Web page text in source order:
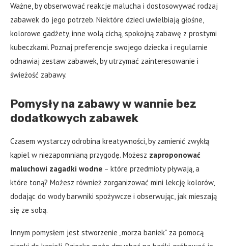
Ważne, by obserwować reakcje malucha i dostosowywać rodzaj
zabawek do jego potrzeb. Niektóre dzieci uwielbiają głośne,
kolorowe gadżety, inne wolą cichą, spokojną zabawę z prostymi
kubeczkami. Poznaj preferencje swojego dziecka i regularnie
odnawiaj zestaw zabawek, by utrzymać zainteresowanie i
świeżość zabawy.
Pomysły na zabawy w wannie bez
dodatkowych zabawek
Czasem wystarczy odrobina kreatywności, by zamienić zwykłą
kąpiel w niezapomnianą przygodę. Możesz zaproponować
maluchowi zagadki wodne – które przedmioty pływają, a
które toną? Możesz również zorganizować mini lekcję kolorów,
dodając do wody barwniki spożywcze i obserwując, jak mieszają
się ze sobą.
Innym pomysłem jest stworzenie „morza baniek” za pomocą